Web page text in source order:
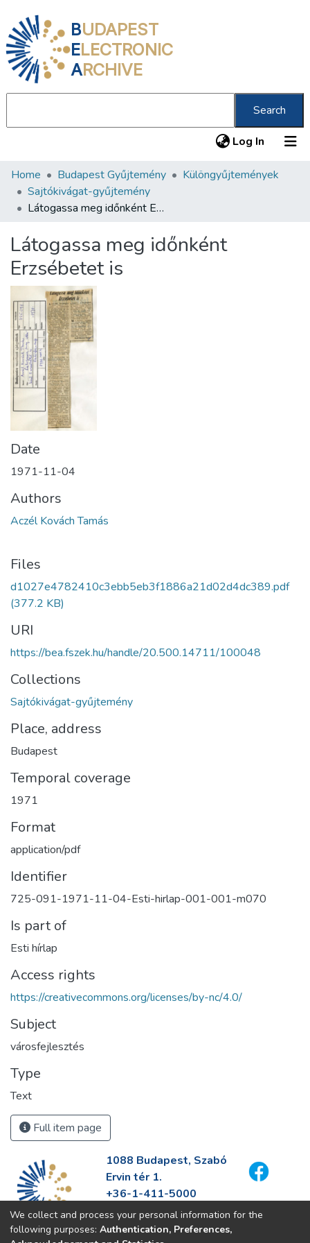
BUDAPEST
ELECTRONIC
ARCHIVE
Search
Log In (current)
Communities & Collections
All of DSpace
About us
Home Budapest Gyűjtemény
Különgyűjtemények
Sajtókivágat-gyűjtemény
Látogassa meg időnként Erzsébetet is
Látogassa meg időnként
Erzsébetet is
Date
1971-11-04
Authors
Aczél Kovách Tamás
Files
d1027e4782410c3ebb5eb3f1886a21d02d4dc389.pdf
(377.2 KB)
URI
https://bea.fszek.hu/handle/20.500.14711/100048
Collections
Sajtókivágat-gyűjtemény
Place, address
Budapest
Temporal coverage
1971
Format
application/pdf
Identifier
725-091-1971-11-04-Esti-hirlap-001-001-m070
Is part of
Esti hírlap
Access rights
https://creativecommons.org/licenses/by-nc/4.0/
Subject
városfejlesztés
Type
Text
Full item page
1088 Budapest, Szabó
Ervin tér 1.
+36-1-411-5000
info@fszek.hu
https://fszek.hu
We collect and process your personal information for the
following purposes: Authentication, Preferences,